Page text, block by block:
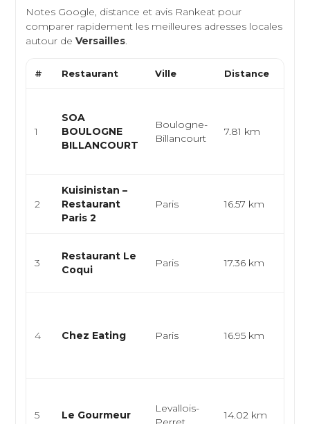
Notes Google, distance et avis Rankeat pour
comparer rapidement les meilleures adresses locales
autour deVersailles.
# Restaurant Ville Distance
1
SOA
BOULOGNE
BILLANCOURT
Boulogne-
Billancourt
7.81 km
2
Kuisinistan –
Restaurant
Paris 2
Paris 16.57 km
3
Restaurant Le
Coqui
Paris 17.36 km
4 Chez Eating Paris 16.95 km
5 Le Gourmeur
Levallois-
14.02 km